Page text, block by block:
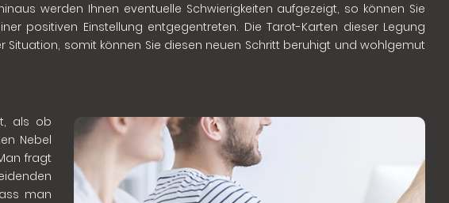
werden Ihnen eventuelle Schwierigkeiten aufgezeigt, so können Sie
positiven Einstellung entgegentreten. Die Tarot-Karten dieser Legung
Situation, somit können Sie diesen neuen Schritt beruhigt und wohlgemut
als ob
Nebel
fragt
man